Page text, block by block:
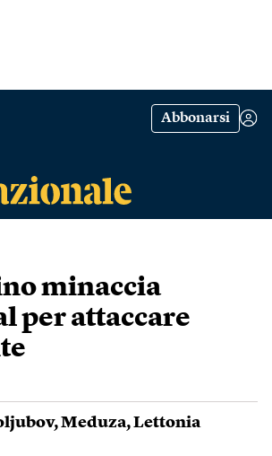
Abbonarsi
minaccia
per attaccare
,Meduza,Lettonia